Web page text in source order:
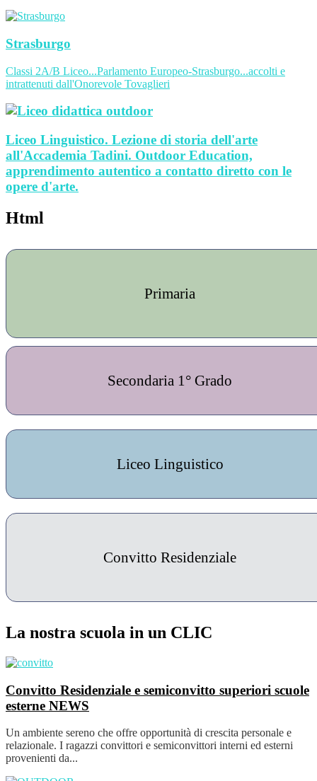
Strasburgo
Classi 2A/B Liceo...Parlamento Europeo-Strasburgo...accolti e
intrattenuti dall'Onorevole Tovaglieri
Liceo Linguistico. Lezione di storia dell'arte
all'Accademia Tadini. Outdoor Education,
apprendimento autentico a contatto diretto con le
opere d'arte.
Html
Primaria
Secondaria 1° Grado
Liceo Linguistico
Convitto Residenziale
La nostra scuola in un CLIC
Convitto Residenziale e semiconvitto superiori scuole
esterne NEWS
Un ambiente sereno che offre opportunità di crescita personale e
relazionale. I ragazzi convittori e semiconvittori interni ed esterni
provenienti da...